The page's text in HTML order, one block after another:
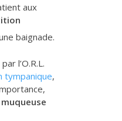
aux
baignade.
l’O.R.L.
tympanique,